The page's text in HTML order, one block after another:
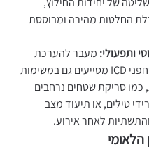
החלטות מהירה ומבוססת
ותפעולי: מעבר להערכת
הנזקים, רחפני ICD מסייעים גם במשימות
כמו סריקת שטחים נרחבים
טילים, או תיעוד מצב
לאחר אירוע.
הלאומי